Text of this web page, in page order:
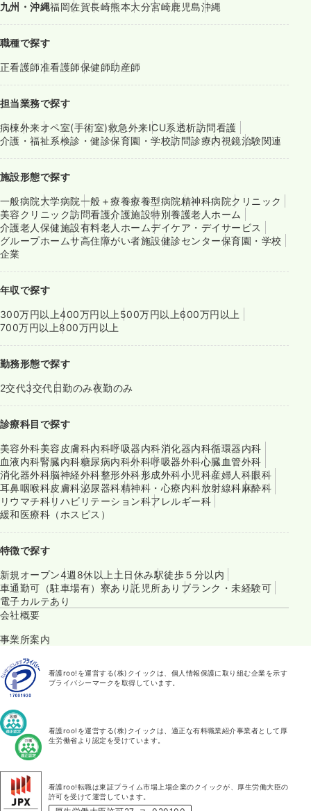
九州・沖縄福岡佐賀長崎熊本大分宮崎鹿児島沖縄
職種で探す
正看護師准看護師保健師助産師
担当業務で探す
病棟外来オペ室(手術室)救急外来ICU系透析訪問看護
介護・福祉系検診・健診保育園・学校訪問診療内視鏡治験関連
施設形態で探す
一般病院大学病院一般＋療養療養型病院精神科病院クリニック
美容クリニック訪問看護介護施設特別養護老人ホーム
介護老人保健施設有料老人ホームデイケア・デイサービス
グループホームサ高住障がい者施設健診センター保育園・学校
企業
年収で探す
300万円以上400万円以上 500万円以上600万円以上
700万円以上800万円以上
勤務形態で探す
2交代3交代日勤のみ夜勤のみ
診療科目で探す
美容外科美容皮膚科内科呼吸器内科消化器内科循環器内科
血液内科腎臓内科糖尿病内科外科呼吸器外科心臓血管外科
消化器外科脳神経外科整形外科形成外科小児科産婦人科眼科
耳鼻咽喉科皮膚科泌尿器科精神科・心療内科放射線科麻酔科
リウマチ科リハビリテーション科アレルギー科
緩和医療科（ホスピス）
特徴で探す
新規オープン4週8休以上 土日休み駅徒歩５分以内
車通勤可（駐車場有） 寮あり託児所あり ブランク・未経験可
電子カルテあり
会社概要
事業所案内
看護roo!を運営する(株)クイックは、個人情報保護に取り組む企業を示す
プライバシーマークを取得しています。
看護roo!を運営する(株)クイックは、適正な有料職業紹介事業者として厚
生労働省より認定を受けています。
看護roo!転職は東証プライム市場上場企業のクイックが、厚生労働大臣の
許可を受けて運営しています。